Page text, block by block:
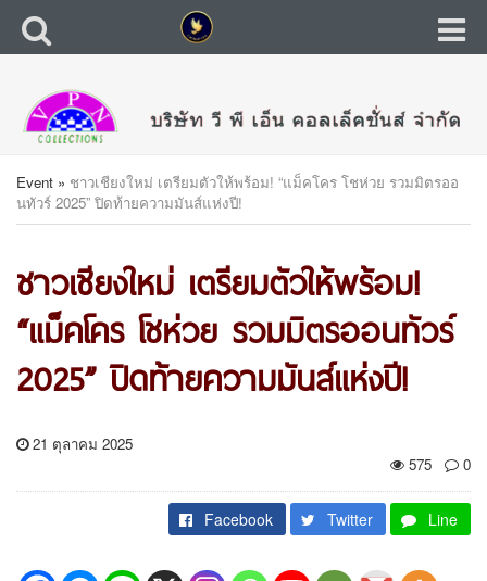
Event » ชาวเชียงใหม่ เตรียมตัวให้พร้อม! “แม็คโคร โชห่วย รวมมิตรออ
นทัวร์ 2025” ปิดท้ายความมันส์แห่งปี!
ชาวเชียงใหม่ เตรียมตัวให้พร้อม!
“แม็คโคร โชห่วย รวมมิตรออนทัวร์
2025” ปิดท้ายความมันส์แห่งปี!
21 ตุลาคม 2025
575
0
Facebook Twitter Line